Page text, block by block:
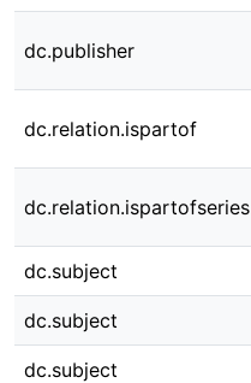
dc.publisher
dc.relation.ispartof
dc.relation.ispartofseries
dc.subject
dc.subject
dc.subject